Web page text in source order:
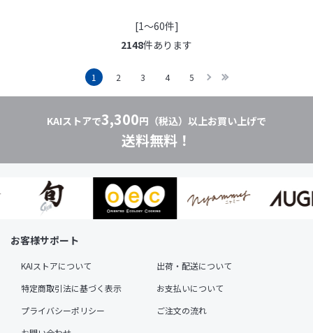
[1～60件]
2148件あります
1 2 3 4 5
KAIストアで3,300円（税込）以上お買い上げで
送料無料！
お客様サポート
KAIストアについて
出荷・配送について
特定商取引法に基づく表示
お支払いについて
プライバシーポリシー
ご注文の流れ